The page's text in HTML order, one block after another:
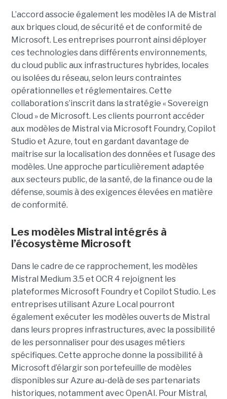
L’accord associe également les modèles IA de Mistral
aux briques cloud, de sécurité et de conformité de
Microsoft. Les entreprises pourront ainsi déployer
ces technologies dans différents environnements,
du cloud public aux infrastructures hybrides, locales
ou isolées du réseau, selon leurs contraintes
opérationnelles et réglementaires. Cette
collaboration s’inscrit dans la stratégie « Sovereign
Cloud » de Microsoft. Les clients pourront accéder
aux modèles de Mistral via Microsoft Foundry, Copilot
Studio et Azure, tout en gardant davantage de
maîtrise sur la localisation des données et l’usage des
modèles. Une approche particulièrement adaptée
aux secteurs public, de la santé, de la finance ou de la
défense, soumis à des exigences élevées en matière
de conformité.
Les modèles Mistral intégrés à
l’écosystème Microsoft
Dans le cadre de ce rapprochement, les modèles
Mistral Medium 3.5 et OCR 4 rejoignent les
plateformes Microsoft Foundry et Copilot Studio. Les
entreprises utilisant Azure Local pourront
également exécuter les modèles ouverts de Mistral
dans leurs propres infrastructures, avec la possibilité
de les personnaliser pour des usages métiers
spécifiques. Cette approche donne la possibilité à
Microsoft d’élargir son portefeuille de modèles
disponibles sur Azure au-delà de ses partenariats
historiques, notamment avec OpenAI. Pour Mistral,